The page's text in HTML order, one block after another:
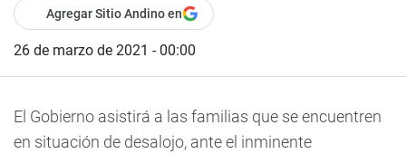
Agregar Sitio Andino en
26 de marzo de 2021 - 00:00
El Gobierno asistirá a las familias que se encuentren
en situación de desalojo, ante el inminente